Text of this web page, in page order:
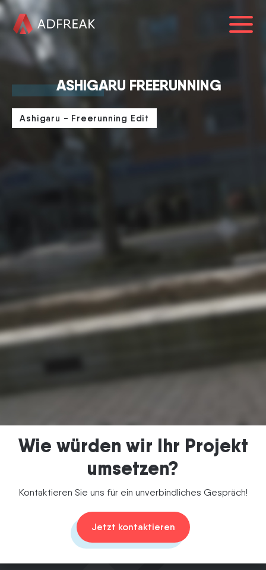
HOME
ÜBER UNS
REFERENZEN
LEISTUNGEN
info@adfreak.de
Termin vereinbaren
ASHIGARU FREERUNNING
Ashigaru - Freerunning Edit
Wie würden wir Ihr Projekt
umsetzen?
Kontaktieren Sie uns für ein unverbindliches Gespräch!
Jetzt kontaktieren